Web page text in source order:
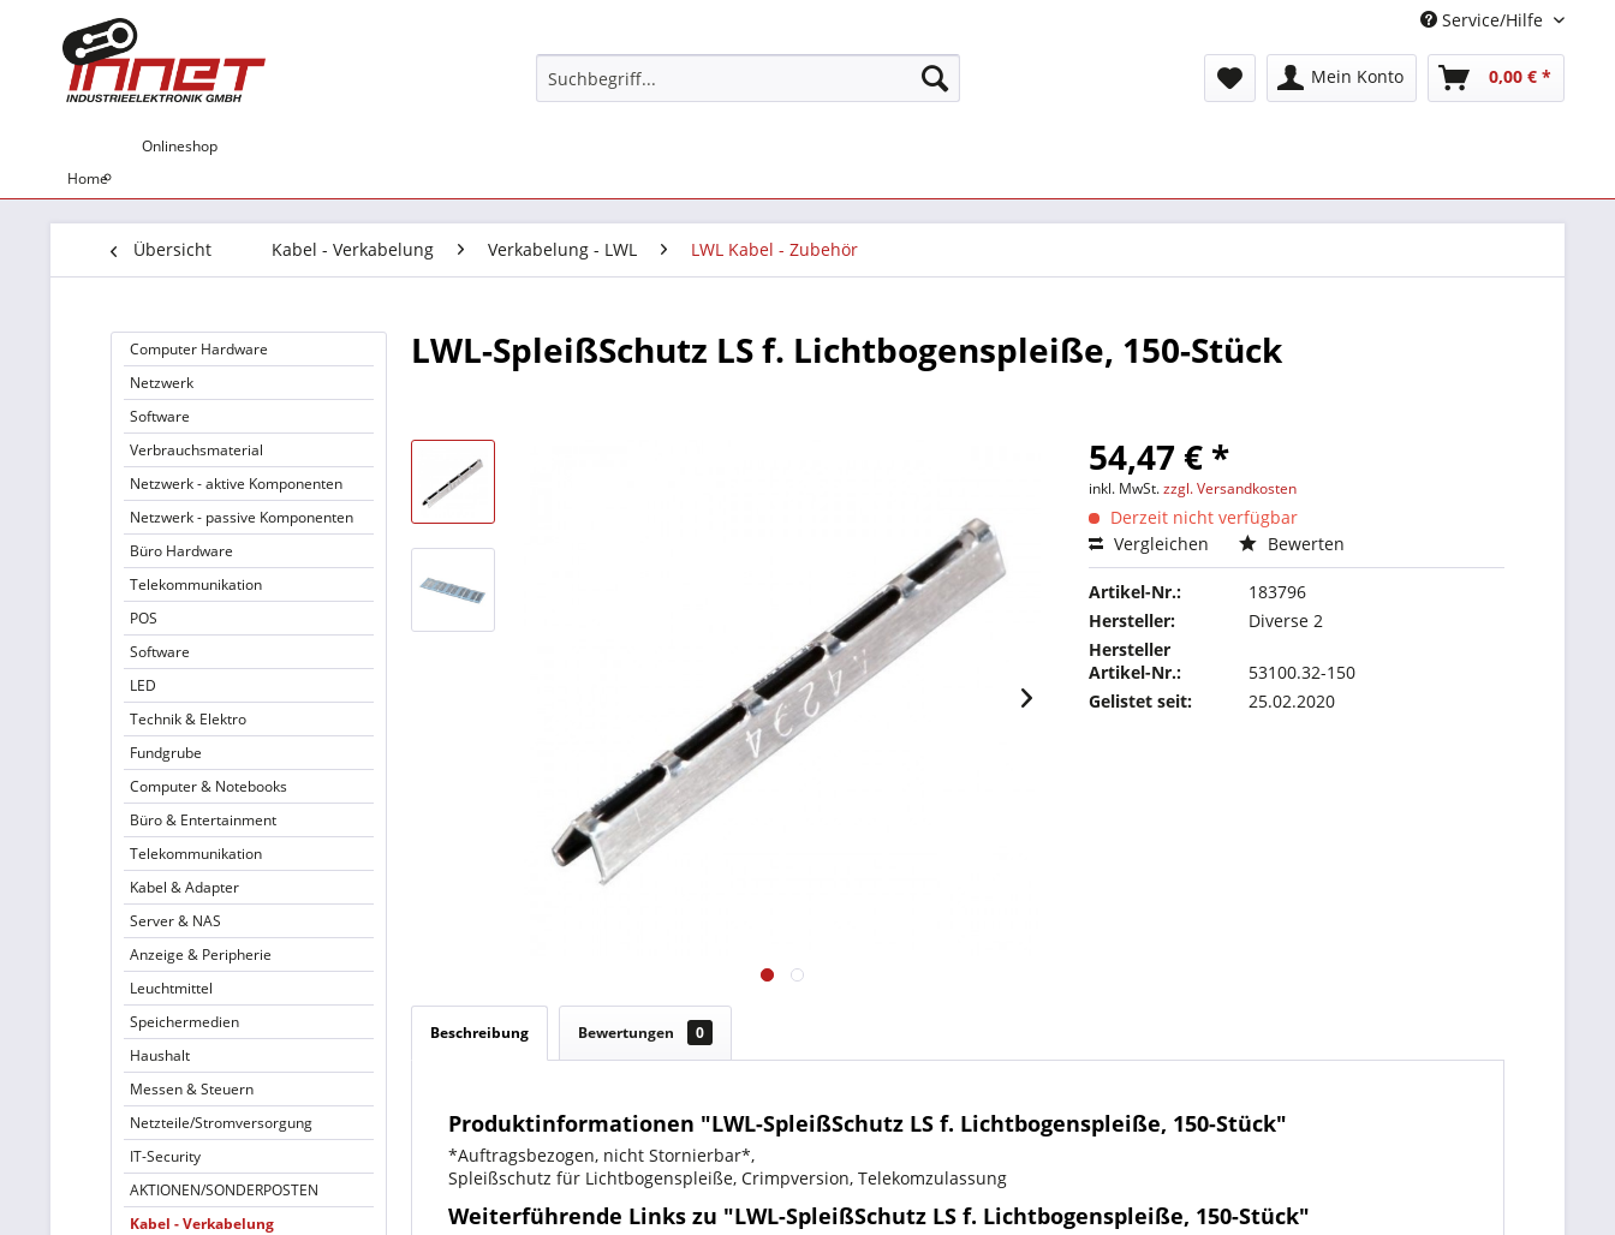
Service/Hilfe
Mein Konto 0,00 € *
Home
Onlineshop
Übersicht Kabel - Verkabelung Verkabelung - LWL LWL Kabel - Zubehör
Computer Hardware
Netzwerk
Software
Verbrauchsmaterial
Netzwerk - aktive Komponenten
Netzwerk - passive Komponenten
Büro Hardware
Telekommunikation
POS
Software
LED
Technik & Elektro
Fundgrube
Computer & Notebooks
Büro & Entertainment
Telekommunikation
Kabel & Adapter
Server & NAS
Anzeige & Peripherie
Leuchtmittel
Speichermedien
Haushalt
Messen & Steuern
Netzteile/Stromversorgung
IT-Security
AKTIONEN/SONDERPOSTEN
Kabel - Verkabelung
LWL-SpleißSchutz LS f. Lichtbogenspleiße, 150-Stück
54,47 € *
inkl. MwSt.zzgl. Versandkosten
Derzeit nicht verfügbar
Vergleichen
Bewerten
Artikel-Nr.:
183796
Hersteller:
Diverse 2
Hersteller
Artikel-Nr.:
53100.32-150
Gelistet seit:
25.02.2020
Beschreibung Bewertungen 0
Produktinformationen "LWL-SpleißSchutz LS f. Lichtbogenspleiße, 150-Stück"
*Auftragsbezogen, nicht Stornierbar*,
Spleißschutz für Lichtbogenspleiße, Crimpversion, Telekomzulassung
Weiterführende Links zu "LWL-SpleißSchutz LS f. Lichtbogenspleiße, 150-Stück"